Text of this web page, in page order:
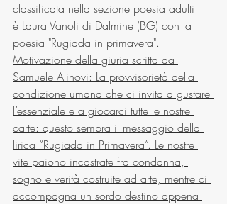
classificata nella sezione poesia adulti
è Laura Vanoli di Dalmine (BG) con la
poesia "Rugiada in primavera".
Motivazione della giuria scritta da
Samuele Alinovi: La provvisorietà della
condizione umana che ci invita a gustare
l’essenziale e a giocarci tutte le nostre
carte: questo sembra il messaggio della
lirica “Rugiada in Primavera”. Le nostre
vite paiono incastrate fra condanna,
sogno e verità costruite ad arte, mentre ci
accompagna un sordo destino appena